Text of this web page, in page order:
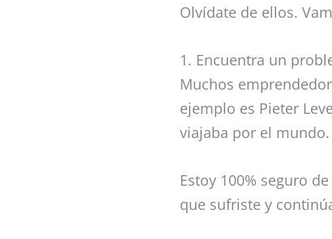
Olvídate de ellos.
1. Encuentra un
Muchos
ejemplo es Pieter
viajaba por el mundo.
Estoy 100% seguro
que sufriste y